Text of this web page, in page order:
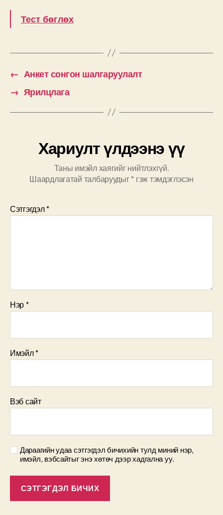
Тест бөглөх
← Анкет сонгон шалгаруулалт
→ Ярилцлага
Хариулт үлдээнэ үү
Таны имэйл хаягийг нийтлэхгүй.
Шаардлагатай талбаруудыг* гэж тэмдэглэсэн
Сэтгэгдэл*
Нэр*
Имэйл*
Вэб сайт
Дараагийн удаа сэтгэгдэл бичихийн тулд миний нэр,
имэйл, вэбсайтыг энэ хөтөч дээр хадгална уу.